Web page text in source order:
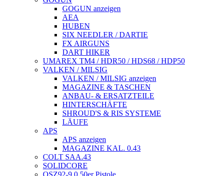
GOGUN anzeigen
AEA
HUBEN
SIX NEEDLER / DARTIE
FX AIRGUNS
DART HIKER
UMAREX TM4 / HDR50 / HDS68 / HDP50
VALKEN / MILSIG
VALKEN / MILSIG anzeigen
MAGAZINE & TASCHEN
ANBAU- & ERSATZTEILE
HINTERSCHÄFTE
SHROUD'S & RIS SYSTEME
LÄUFE
APS
APS anzeigen
MAGAZINE KAL. 0.43
COLT SAA.43
SOLIDCORE
QSZ92-9 0.50er Pistole